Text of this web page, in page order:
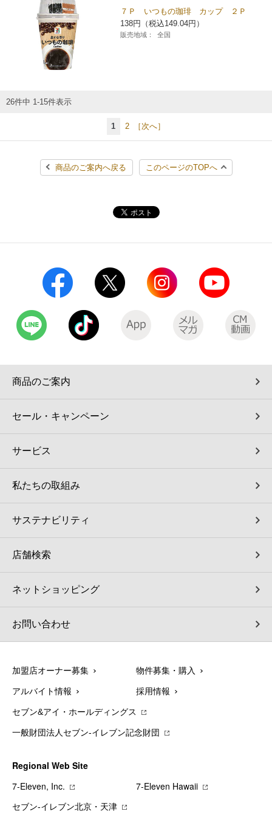
７Ｐ いつもの珈琲 カップ ２Ｐ
138円（税込149.04円）
販売地域： 全国
26件中 1-15件表示
1 2 ［次へ］
商品のご案内へ戻る このページのTOPへ
商品のご案内
セール・キャンペーン
サービス
私たちの取組み
サステナビリティ
店舗検索
ネットショッピング
お問い合わせ
加盟店オーナー募集 物件募集・購入
アルバイト情報 採用情報
セブン&アイ・ホールディングス
一般財団法人セブン-イレブン記念財団
Regional Web Site
7‐Eleven, Inc.
7‐Eleven Hawaii
セブン‐イレブン北京・天津